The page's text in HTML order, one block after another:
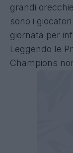
grandi
sono i
giornata per
Leggendo le
Champions